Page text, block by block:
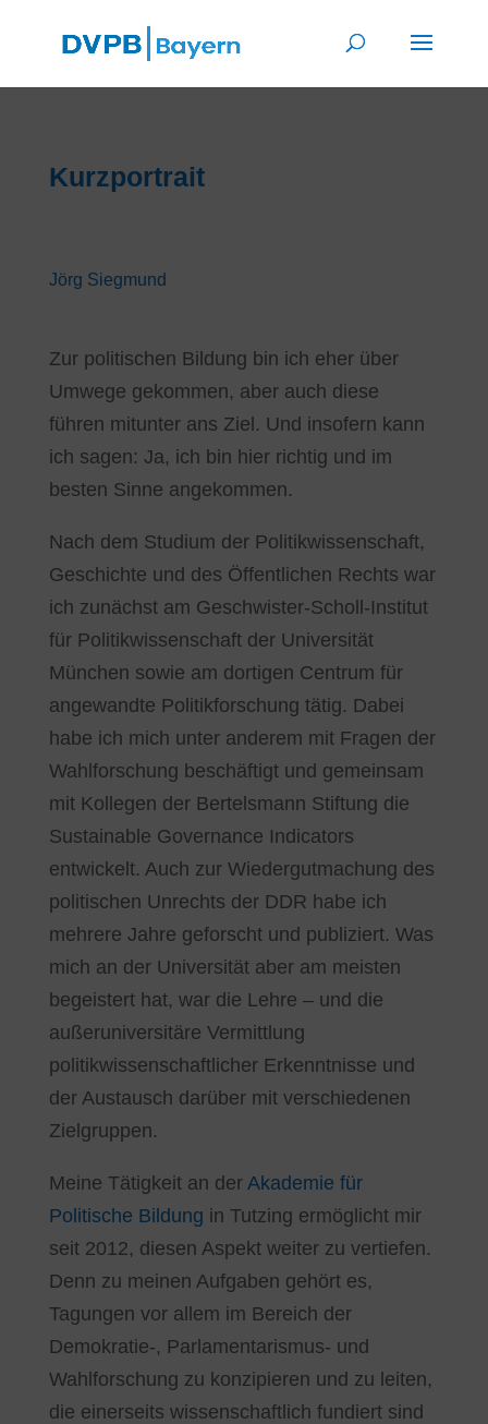
Kurzportrait
Jörg Siegmund
Zur politischen Bildung bin ich eher über
Umwege gekommen, aber auch diese
führen mitunter ans Ziel. Und insofern kann
ich sagen: Ja, ich bin hier richtig und im
besten Sinne angekommen.
Nach dem Studium der Politikwissenschaft,
Geschichte und des Öffentlichen Rechts war
ich zunächst am Geschwister-Scholl-Institut
für Politikwissenschaft der Universität
München sowie am dortigen Centrum für
angewandte Politikforschung tätig. Dabei
habe ich mich unter anderem mit Fragen der
Wahlforschung beschäftigt und gemeinsam
mit Kollegen der Bertelsmann Stiftung die
Sustainable Governance Indicators
entwickelt. Auch zur Wiedergutmachung des
politischen Unrechts der DDR habe ich
mehrere Jahre geforscht und publiziert. Was
mich an der Universität aber am meisten
begeistert hat, war die Lehre – und die
außeruniversitäre Vermittlung
politikwissenschaftlicher Erkenntnisse und
der Austausch darüber mit verschiedenen
Zielgruppen.
Meine Tätigkeit an der Akademie für
Politische Bildung in Tutzing ermöglicht mir
seit 2012, diesen Aspekt weiter zu vertiefen.
Denn zu meinen Aufgaben gehört es,
Tagungen vor allem im Bereich der
Demokratie-, Parlamentarismus- und
Wahlforschung zu konzipieren und zu leiten,
die einerseits wissenschaftlich fundiert sind